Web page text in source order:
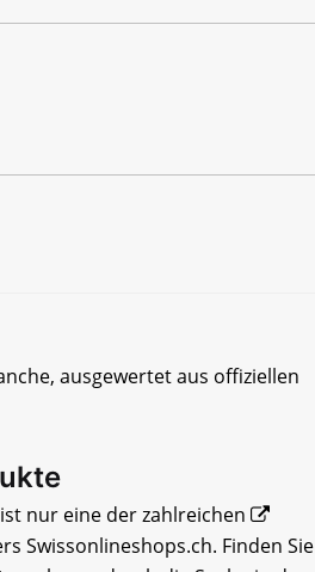
ausgewertet aus offiziellen
nur eine der zahlreichen
Swissonlineshops.ch. Finden Sie